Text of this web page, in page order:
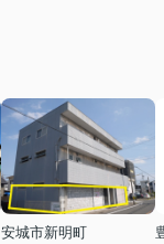
安城市新明町